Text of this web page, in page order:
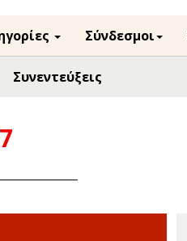
Σύνδεσμοι
Συνεντεύξεις